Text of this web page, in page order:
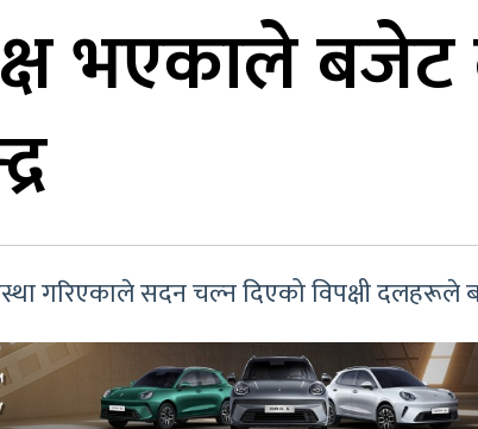
भएकाले
गरिएकाले सदन चल्न दिएको विपक्षी दलहरूले